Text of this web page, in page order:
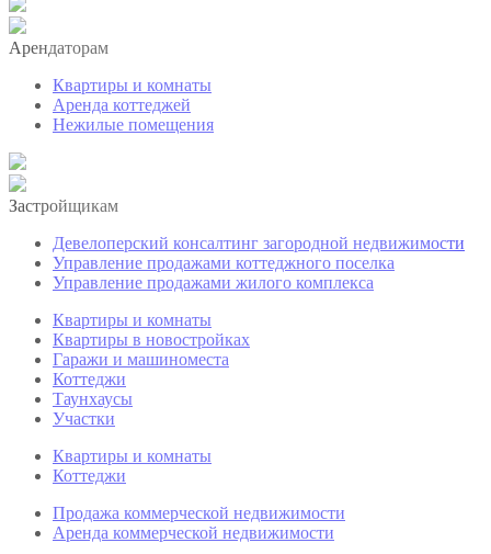
Арендаторам
Квартиры и комнаты
Аренда коттеджей
Нежилые помещения
Застройщикам
Девелоперский консалтинг загородной недвижимости
Управление продажами коттеджного поселка
Управление продажами жилого комплекса
Квартиры и комнаты
Квартиры в новостройках
Гаражи и машиноместа
Коттеджи
Таунхаусы
Участки
Квартиры и комнаты
Коттеджи
Продажа коммерческой недвижимости
Аренда коммерческой недвижимости